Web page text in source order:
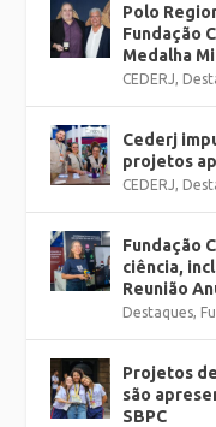
Polo
Fundação
Medalha
CEDERJ,
Cederj
projetos
CEDERJ,
Fundação
ciência,
Reunião
Destaques,
Projetos
são
SBPC